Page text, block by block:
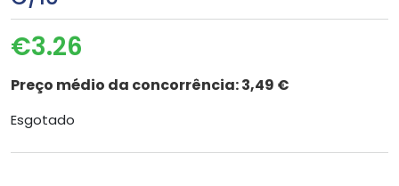
€3.26
Preço médio da concorrência:3,49 €
Esgotado